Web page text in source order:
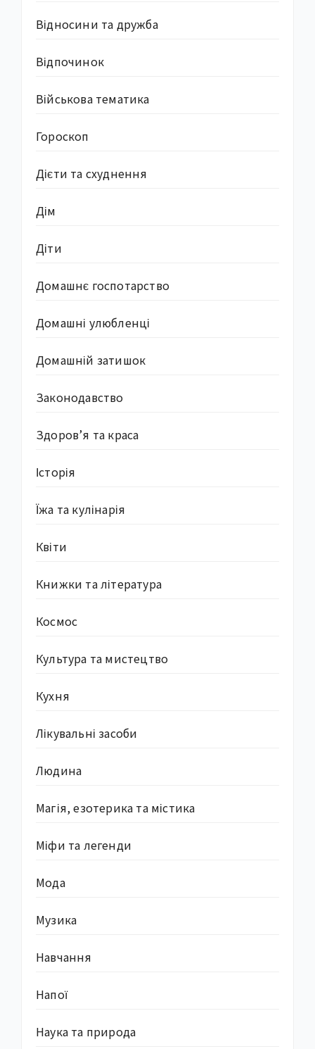
Відносини та дружба
Відпочинок
Військова тематика
Гороскоп
Дієти та схуднення
Дім
Діти
Домашнє госпотарство
Домашні улюбленці
Домашній затишок
Законодавство
Здоров’я та краса
Історія
Їжа та кулінарія
Квіти
Книжки та література
Космос
Культура та мистецтво
Кухня
Лікувальні засоби
Людина
Магія, езотерика та містика
Міфи та легенди
Мода
Музика
Навчання
Напої
Наука та природа